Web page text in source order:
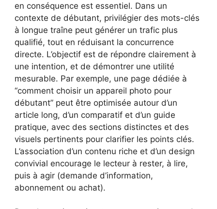
en conséquence est essentiel. Dans un
contexte de débutant, privilégier des mots-clés
à longue traîne peut générer un trafic plus
qualifié, tout en réduisant la concurrence
directe. L’objectif est de répondre clairement à
une intention, et de démontrer une utilité
mesurable. Par exemple, une page dédiée à
“comment choisir un appareil photo pour
débutant” peut être optimisée autour d’un
article long, d’un comparatif et d’un guide
pratique, avec des sections distinctes et des
visuels pertinents pour clarifier les points clés.
L’association d’un contenu riche et d’un design
convivial encourage le lecteur à rester, à lire,
puis à agir (demande d’information,
abonnement ou achat).